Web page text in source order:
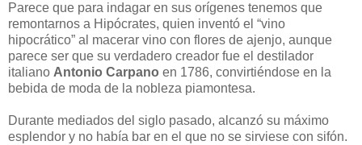
Parece que para indagar en sus orígenes tenemos que
remontarnos a Hipócrates, quien inventó el “vino
hipocrático” al macerar vino con flores de ajenjo, aunque
parece ser que su verdadero creador fue el destilador
italiano Antonio Carpano en 1786, convirtiéndose en la
bebida de moda de la nobleza piamontesa.
Durante mediados del siglo pasado, alcanzó su máximo
esplendor y no había bar en el que no se sirviese con sifón.